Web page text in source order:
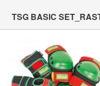
TSG BASIC